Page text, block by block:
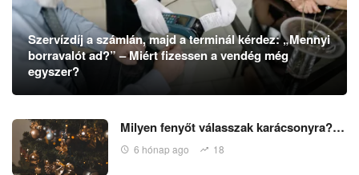
Szervízdíj a számlán, majd a terminál kérdez: „Mennyi
borravalót ad?” – Miért fizessen a vendég még
egyszer?
Milyen fenyőt válasszak karácsonyra?…
6 hónap ago 18